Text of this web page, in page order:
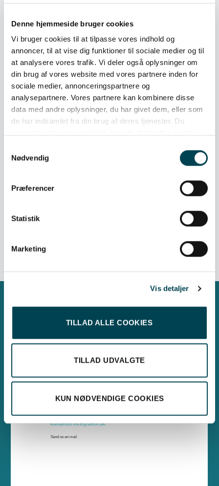
Denne hjemmeside bruger cookies
Vi bruger cookies til at tilpasse vores indhold og
annoncer, til at vise dig funktioner til sociale medier og til
at analysere vores trafik. Vi deler også oplysninger om
din brug af vores website med vores partnere inden for
sociale medier, annonceringspartnere og
analysepartnere. Vores partnere kan kombinere disse
data med andre oplysninger, du har givet dem, eller som
de har indsamlet fra din brug af deres tjenester. Du
Nødvendig
Præferencer
Statistik
Marketing
Vis detaljer
TILLAD ALLE COOKIES
TILLAD UDVALGTE
KUN NØDVENDIGE COOKIES
Hvad er forskellen på AC- og DC-opladning?
mail eller komme forbi vores kundeservice i Rønne eller Nexø.
Fredag: 09:00 - 12.00
kundeservice@beof.dk
Send os en mail